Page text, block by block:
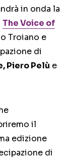
in onda la
The Voice of
Troiano e
di
Piero Pelù e
il
edizione
di